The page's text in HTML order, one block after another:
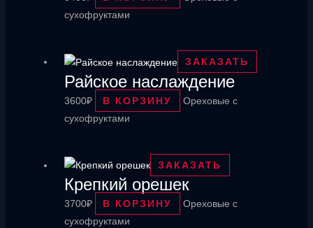
сухофруктами
ЗАКАЗАТЬ
Райское наслаждение
3600₽ В КОРЗИНУ
Ореховые с
сухофруктами
ЗАКАЗАТЬ
Крепкий орешек
3700₽ В КОРЗИНУ
Ореховые с
сухофруктами